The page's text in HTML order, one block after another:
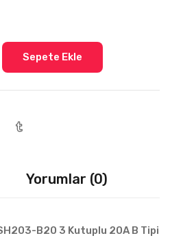
Sepete Ekle
Yorumlar (0)
B20 3 Kutuplu 20A B Tipi